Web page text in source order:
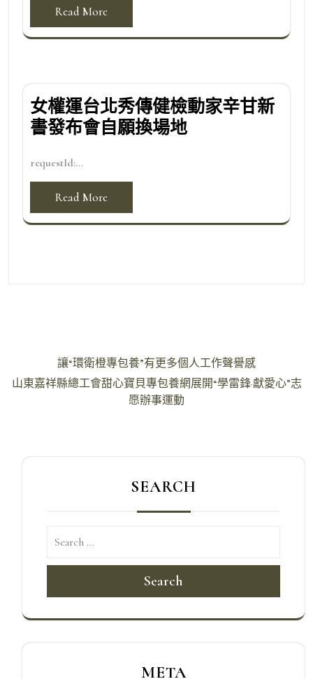
Read More
女權運台北秀傳健檢動家辛甘新
書發布會自願換場地
requestId:...
Read More
章
讓“環衛橙專包養”有更多個人工作聲譽感
山東嘉祥縣總工會甜心寶貝專包養網展開“學雷鋒·獻愛心”志
愿辦事運動
SEARCH
Search
META